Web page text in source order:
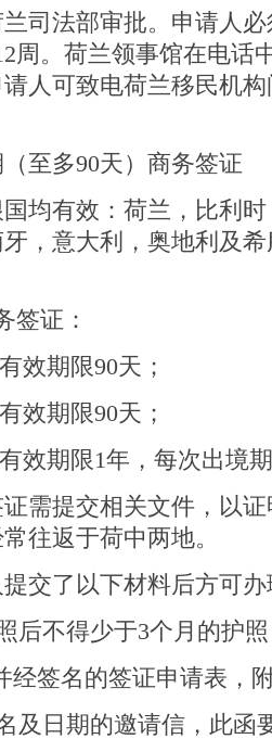
司法部审批。申请人
周。荷兰领事馆在电话
人可致电荷兰移民机
（至多90天）商务签证
均有效：荷兰，比利
，意大利，奥地利及
签证：
效期限90天；
效期限90天；
效期限1年，每次出境
需提交相关文件，以
往返于荷中两地。
提交了以下材料后方
后不得少于3个月的护
经签名的签证申请表，
及日期的邀请信，此函